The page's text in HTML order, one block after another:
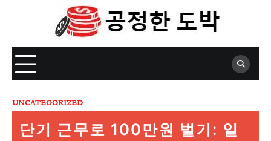
UNCATEGORIZED
단기 근무로 100만원 벌기: 일